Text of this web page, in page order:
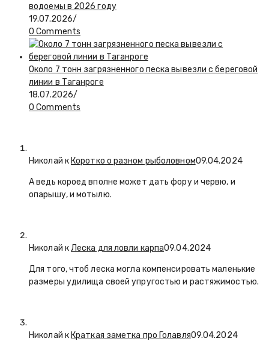
водоемы в 2026 году
19.07.2026/
0 Comments
Около 7 тонн загрязненного песка вывезли с береговой
линии в Таганроге
18.07.2026/
0 Comments
Николай к Коротко о разном рыболовном09.04.2024
А ведь короед вполне может дать фору и червю, и
опарышу, и мотылю.
Николай кЛеска для ловли карпа09.04.2024
Для того, чтоб леска могла компенсировать маленькие
размеры удилища своей упругостью и растяжимостью.
Николай к Краткая заметка про Голавля09.04.2024